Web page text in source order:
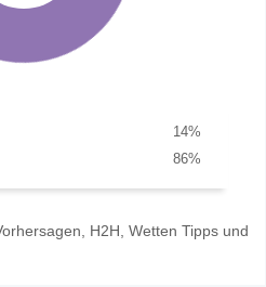
%
14
%
86
H2H, Wetten Tipps und